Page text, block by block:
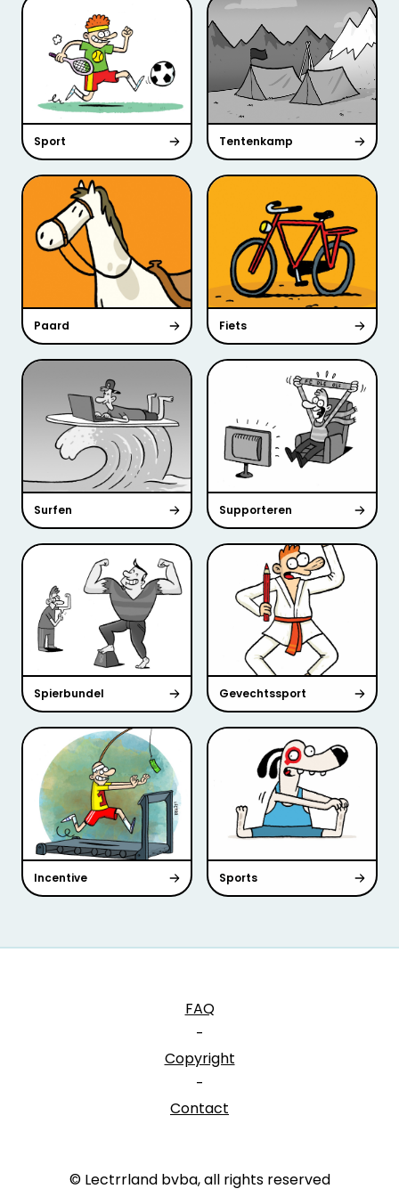
Sport Tentenkamp
Paard Fiets
Surfen Supporteren
Spierbundel Gevechtssport
Incentive Sports
FAQ
-
Copyright
-
Contact
© Lectrrland bvba, all rights reserved